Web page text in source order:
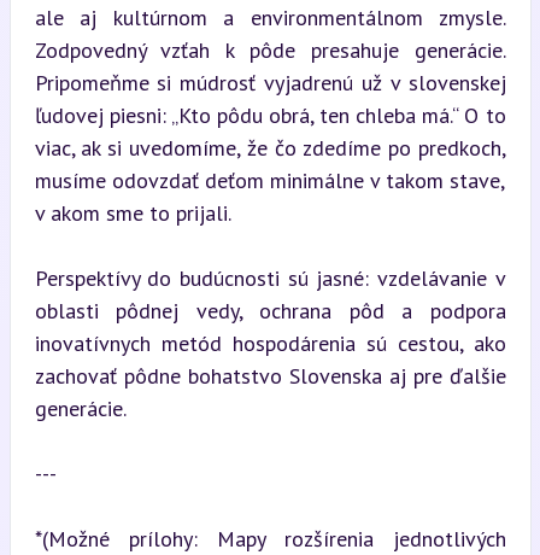
ale aj kultúrnom a environmentálnom zmysle.
Zodpovedný vzťah k pôde presahuje generácie.
Pripomeňme si múdrosť vyjadrenú už v slovenskej
ľudovej piesni: „Kto pôdu obrá, ten chleba má.“ O to
viac, ak si uvedomíme, že čo zdedíme po predkoch,
musíme odovzdať deťom minimálne v takom stave,
v akom sme to prijali.
Perspektívy do budúcnosti sú jasné: vzdelávanie v
oblasti pôdnej vedy, ochrana pôd a podpora
inovatívnych metód hospodárenia sú cestou, ako
zachovať pôdne bohatstvo Slovenska aj pre ďalšie
generácie.
---
*(Možné prílohy: Mapy rozšírenia jednotlivých